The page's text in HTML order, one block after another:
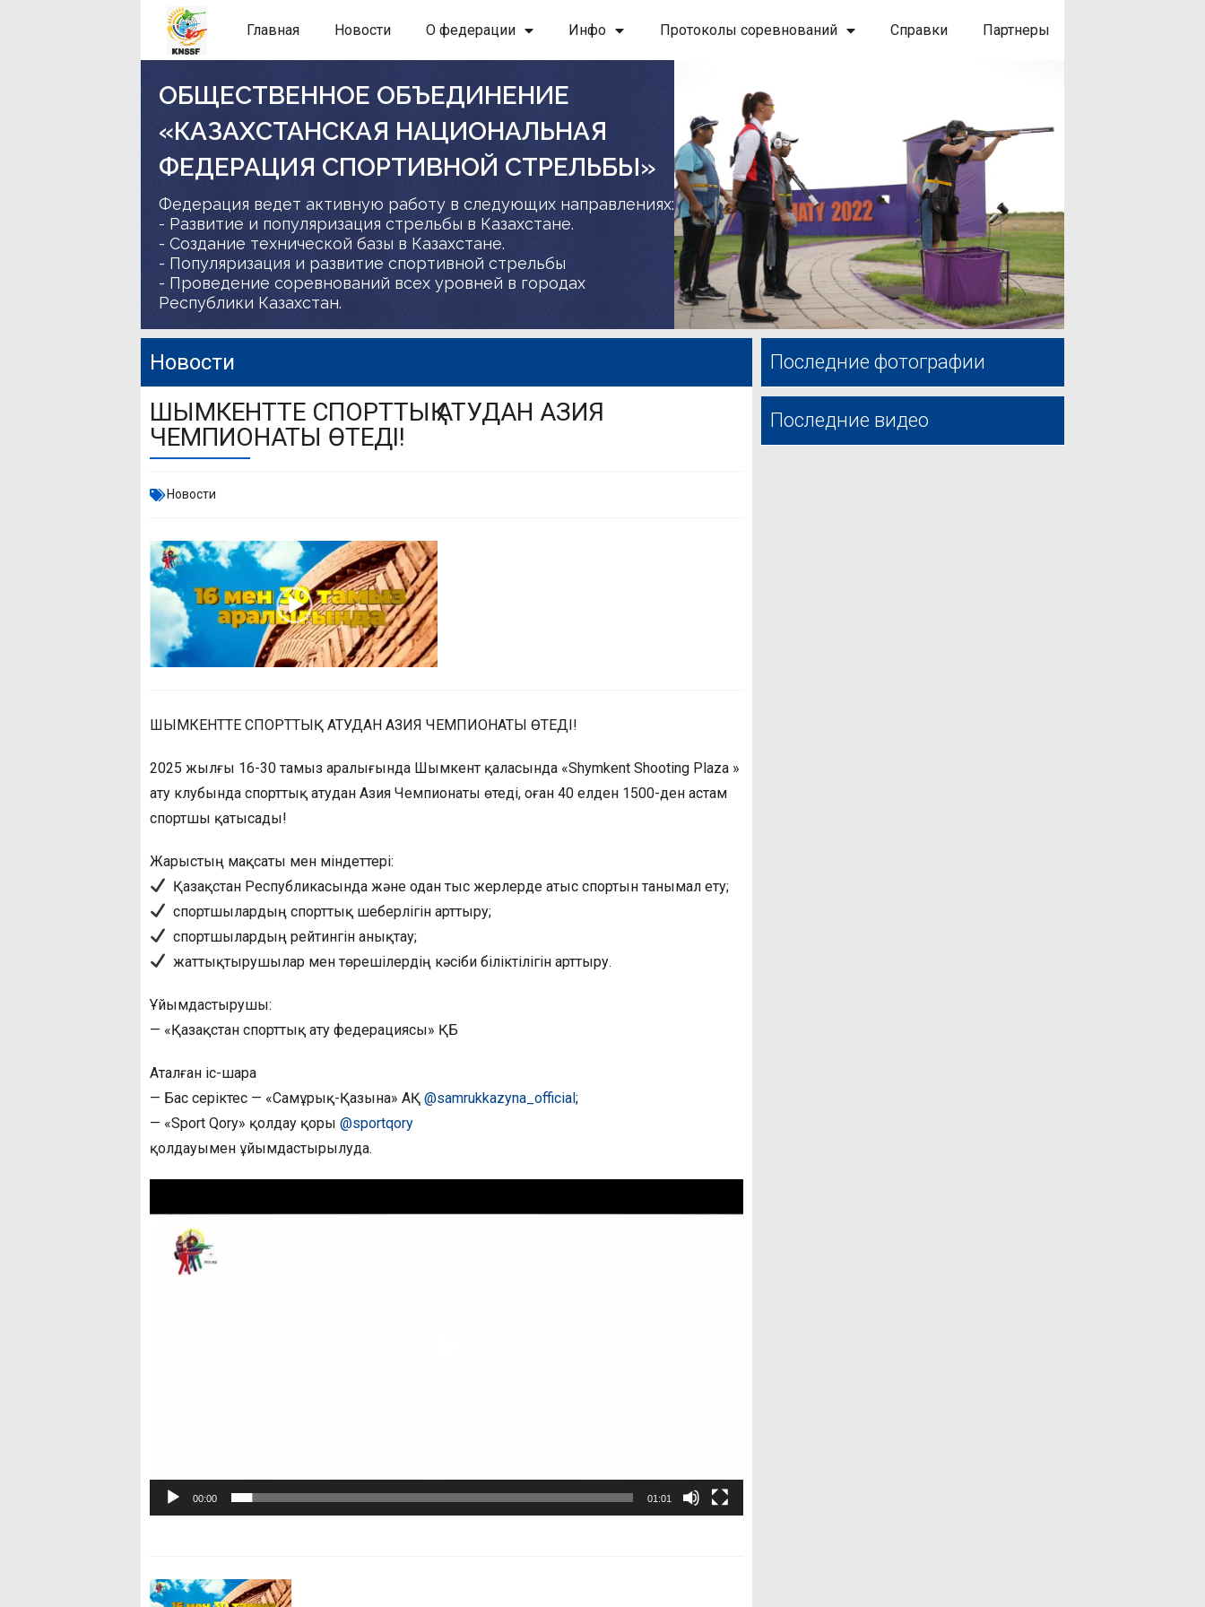
Главная Новости О федерации Инфо Протоколы соревнований Справки Партнеры
ОБЩЕСТВЕННОЕ ОБЪЕДИНЕНИЕ
«КАЗАХСТАНСКАЯ НАЦИОНАЛЬНАЯ
ФЕДЕРАЦИЯ СПОРТИВНОЙ СТРЕЛЬБЫ»
Федерация ведет активную работу в следующих направлениях:
- Развитие и популяризация стрельбы в Казахстане.
- Создание технической базы в Казахстане.
- Популяризация и развитие спортивной стрельбы
- Проведение соревнований всех уровней в городах
Республики Казахстан.
Новости
ШЫМКЕНТТЕ СПОРТТЫҚ АТУДАН АЗИЯ
ЧЕМПИОНАТЫ ӨТЕДІ!
Новости
ШЫМКЕНТТЕ СПОРТТЫҚ АТУДАН АЗИЯ ЧЕМПИОНАТЫ ӨТЕДІ!
2025 жылғы 16-30 тамыз аралығында Шымкент қаласында «Shymkent Shooting Plaza »
ату клубында спорттық атудан Азия Чемпионаты өтеді, оған 40 елден 1500-ден астам
спортшы қатысады!
Жарыстың мақсаты мен міндеттері:
Қазақстан Республикасында және одан тыс жерлерде атыс спортын танымал ету;
спортшылардың спорттық шеберлігін арттыру;
спортшылардың рейтингін анықтау;
жаттықтырушылар мен төрешілердің кәсіби біліктілігін арттыру.
Ұйымдастырушы:
— «Қазақстан спорттық ату федерациясы» ҚБ
Аталған іс-шара
— Бас серіктес — «Самұрық-Қазына» АҚ @samrukkazyna_official;
— «Sport Qory» қолдау қоры @sportqory
қолдауымен ұйымдастырылуда.
00:00 01:01
Последние фотографии
Последние видео